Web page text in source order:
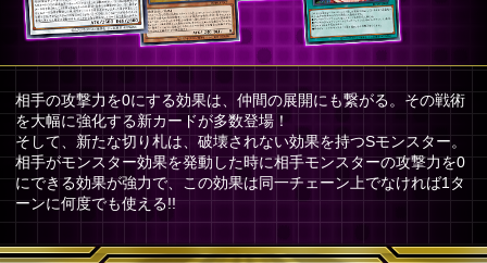
相手の攻撃力を0にする効果は、仲間の展開にも繋がる。その戦術
を大幅に強化する新カードが多数登場！
そして、新たな切り札は、破壊されない効果を持つSモンスター。
相手がモンスター効果を発動した時に相手モンスターの攻撃力を0
にできる効果が強力で、この効果は同一チェーン上でなければ1タ
ーンに何度でも使える!!